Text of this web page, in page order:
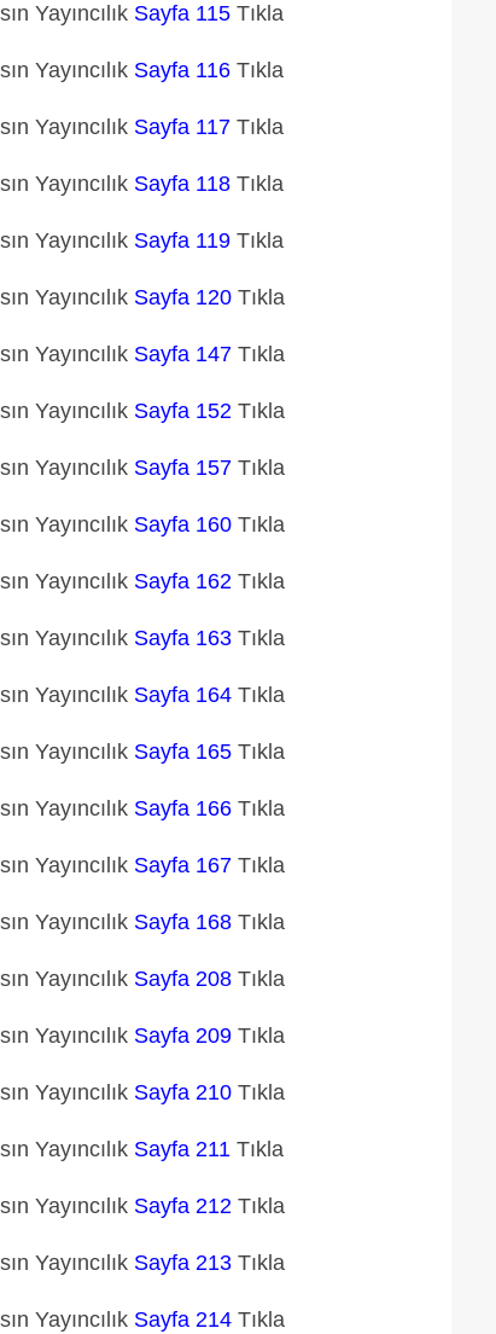
Yayıncılık Sayfa 115 Tıkla
Yayıncılık Sayfa 116 Tıkla
Yayıncılık Sayfa 117 Tıkla
Yayıncılık Sayfa 118 Tıkla
Yayıncılık Sayfa 119 Tıkla
Yayıncılık Sayfa 120 Tıkla
Yayıncılık Sayfa 147 Tıkla
Yayıncılık Sayfa 152 Tıkla
Yayıncılık Sayfa 157 Tıkla
Yayıncılık Sayfa 160 Tıkla
Yayıncılık Sayfa 162 Tıkla
Yayıncılık Sayfa 163 Tıkla
Yayıncılık Sayfa 164 Tıkla
Yayıncılık Sayfa 165 Tıkla
Yayıncılık Sayfa 166 Tıkla
Yayıncılık Sayfa 167 Tıkla
Yayıncılık Sayfa 168 Tıkla
Yayıncılık Sayfa 208 Tıkla
Yayıncılık Sayfa 209 Tıkla
Yayıncılık Sayfa 210 Tıkla
Yayıncılık Sayfa 211 Tıkla
Yayıncılık Sayfa 212 Tıkla
Yayıncılık Sayfa 213 Tıkla
Yayıncılık Sayfa 214 Tıkla